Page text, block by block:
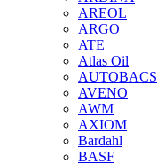
AREOL
ARGO
ATE
Atlas Oil
AUTOBACS
AVENO
AWM
AXIOM
Bardahl
BASF